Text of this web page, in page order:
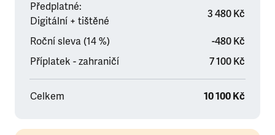
Předplatné:
Digitální + tištěné
3 480 Kč
Roční sleva (14 %)
-480 Kč
Příplatek - zahraničí
7 100 Kč
Celkem 10 100 Kč